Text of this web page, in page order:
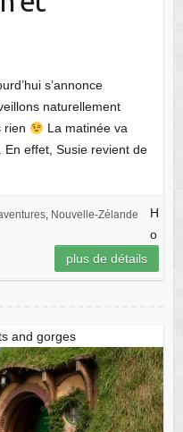
s’annonce
naturellement
rien
La matinée va
En effet, Susie revient de
, Nouvelle-Zélande
H
o
plus de détails
and gorges